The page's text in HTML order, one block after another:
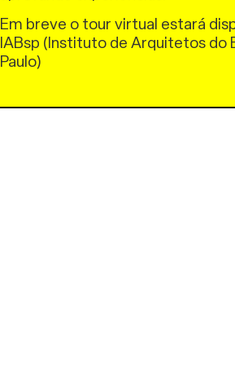
Em breve o tour virtual estará
IABsp (Instituto de Arquitetos do
Paulo)